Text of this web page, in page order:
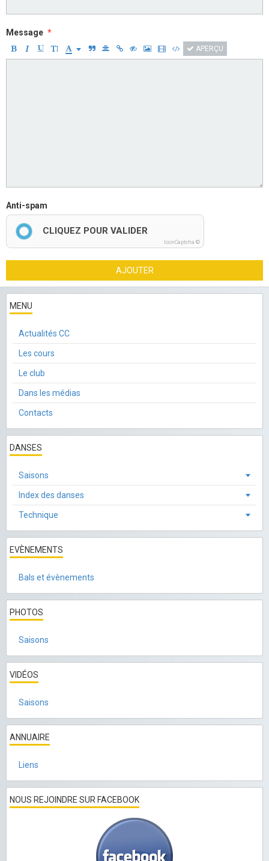
Message
APERÇU
Anti-spam
CLIQUEZ POUR VALIDER
IconCaptcha ©
AJOUTER
MENU
Actualités CC
Les cours
Le club
Dans les médias
Contacts
DANSES
Saisons
Index des danses
Technique
EVÈNEMENTS
Bals et évènements
PHOTOS
Saisons
VIDÉOS
Saisons
ANNUAIRE
Liens
NOUS REJOINDRE SUR FACEBOOK